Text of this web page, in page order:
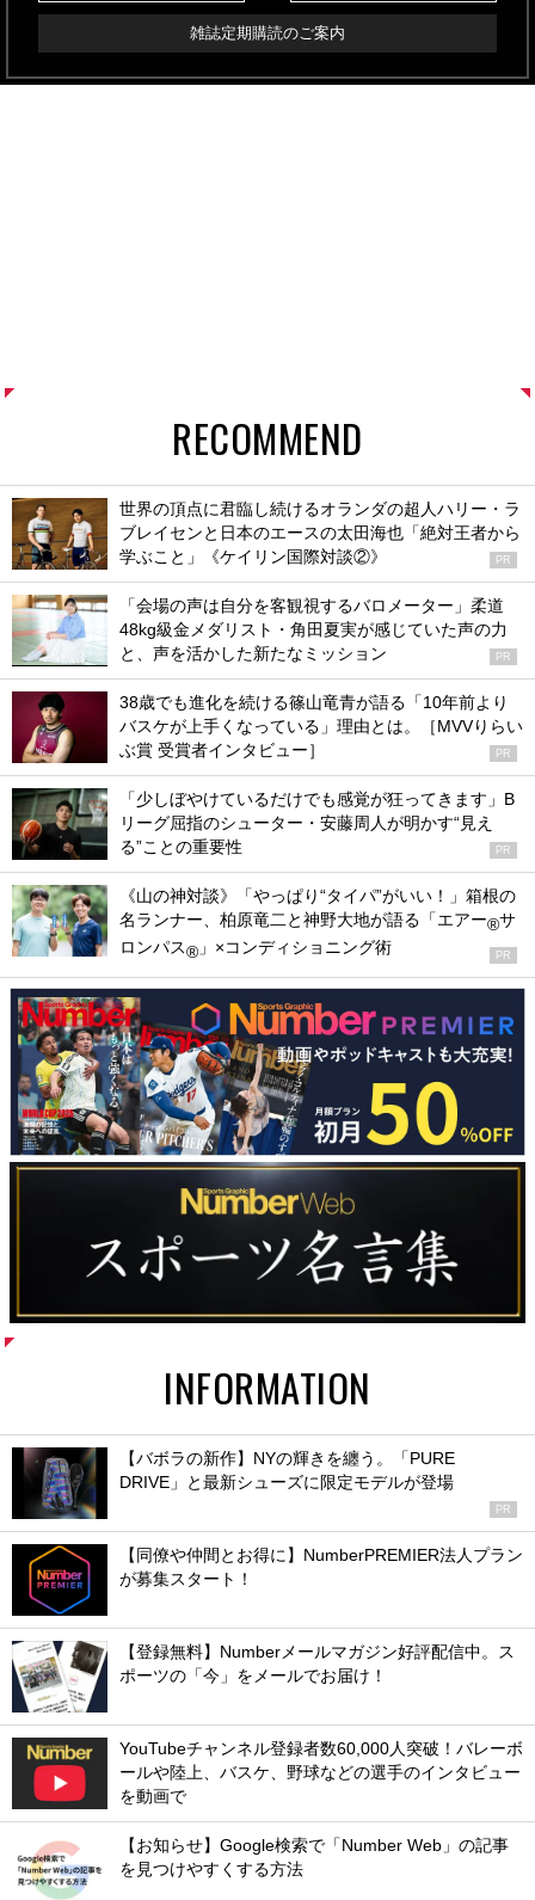
雑誌定期購読のご案内
RECOMMEND
世界の頂点に君臨し続けるオランダの超人ハリー・ラ
ブレイセンと日本のエースの太田海也「絶対王者から
学ぶこと」《ケイリン国際対談②》
PR
「会場の声は自分を客観視するバロメーター」柔道
48kg級金メダリスト・角田夏実が感じていた声の力
と、声を活かした新たなミッション
PR
38歳でも進化を続ける篠山竜青が語る「10年前より
バスケが上手くなっている」理由とは。［MVVりらい
ぶ賞 受賞者インタビュー］
PR
「少しぼやけているだけでも感覚が狂ってきます」B
リーグ屈指のシューター・安藤周人が明かす“見え
る”ことの重要性
PR
《山の神対談》「やっぱり“タイパ”がいい！」箱根の
名ランナー、柏原竜二と神野大地が語る「エアー®サ
ロンパス® 」×コンディショニング術 PR
INFORMATION
【バボラの新作】NYの輝きを纏う。「PURE
DRIVE」と最新シューズに限定モデルが登場
PR
【同僚や仲間とお得に】NumberPREMIER法人プラン
が募集スタート！
【登録無料】Numberメールマガジン好評配信中。ス
ポーツの「今」をメールでお届け！
YouTubeチャンネル登録者数60,000人突破！バレーボ
ールや陸上、バスケ、野球などの選手のインタビュー
を動画で
【お知らせ】Google検索で「Number Web」の記事
を見つけやすくする方法